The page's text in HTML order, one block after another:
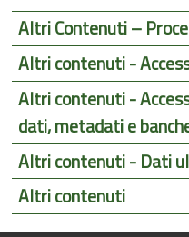
Altri Contenuti –
Altri contenuti -
Altri contenuti -
dati, metadati e
Altri contenuti - Dati
Altri contenuti